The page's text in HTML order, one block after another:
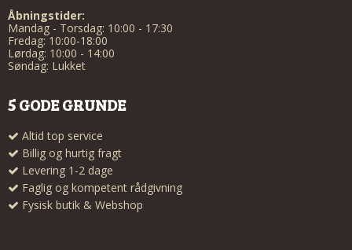
Åbningstider:
Mandag - Torsdag: 10:00 - 17:30
Fredag: 10:00-18:00
Lørdag: 10:00 - 14:00
Søndag: Lukket
5 GODE GRUNDE
Altid top service
Billig og hurtig fragt
Levering 1-2 dage
Faglig og kompetent rådgivning
Fysisk butik & Webshop